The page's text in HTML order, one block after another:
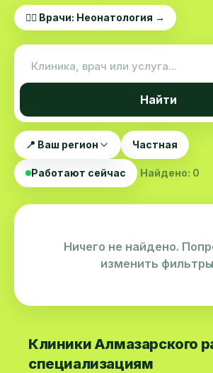
👨‍⚕️ Врачи: Неонатология →
Найти
📍 Ваш регион Частная
Работают сейчас Найдено: 0
Ничего не найдено.
изменить
Клиники Алмазарского
специализациям